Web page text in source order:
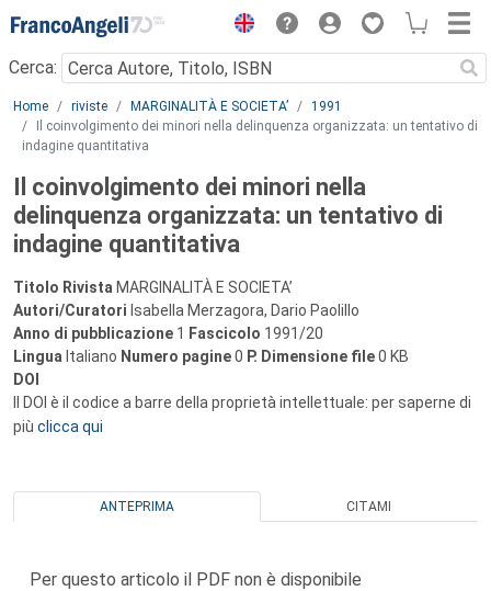
Menu
Cerca:
Main content
Home riviste MARGINALITÀ E SOCIETA’
1991
Il coinvolgimento dei minori nella delinquenza organizzata: un tentativo di
indagine quantitativa
Il coinvolgimento dei minori nella
delinquenza organizzata: un tentativo di
indagine quantitativa
Titolo Rivista MARGINALITÀ E SOCIETA’
Autori/Curatori Isabella Merzagora, Dario Paolillo
Anno di pubblicazione 1 Fascicolo 1991/20
Lingua Italiano Numero pagine0 P. Dimensione file0 KB
DOI
Il DOI è il codice a barre della proprietà intellettuale: per saperne di
più clicca qui
ANTEPRIMA CITAMI
Per questo articolo il PDF non è disponibile